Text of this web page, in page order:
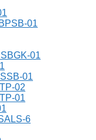
01
01
01
02
01
6